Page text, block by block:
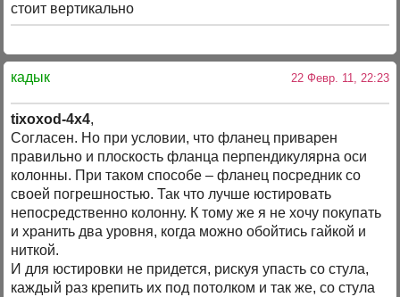
стоит вертикально
кадык 22 Февр. 11, 22:23
tixoxod-4x4,
Согласен. Но при условии, что фланец приварен
правильно и плоскость фланца перпендикулярна оси
колонны. При таком способе – фланец посредник со
своей погрешностью. Так что лучше юстировать
непосредственно колонну. К тому же я не хочу покупать
и хранить два уровня, когда можно обойтись гайкой и
ниткой.
И для юстировки не придется, рискуя упасть со стула,
каждый раз крепить их под потолком и так же, со стула